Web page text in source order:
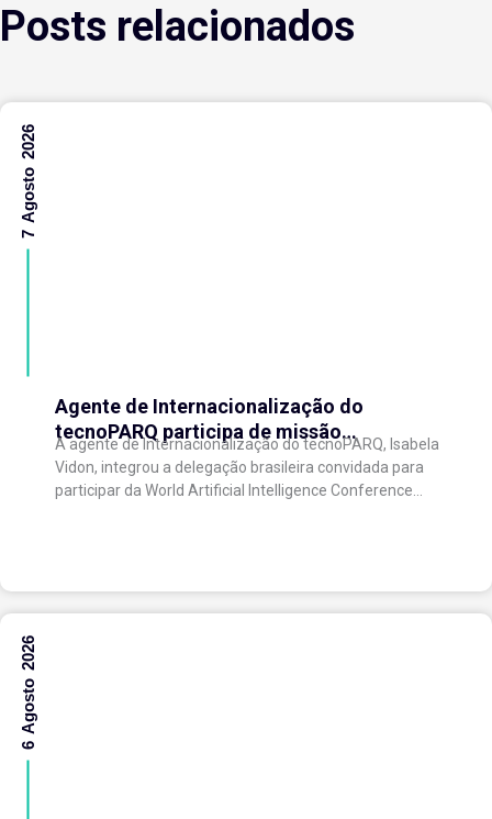
Posts relacionados
Agente de Internacionalização do
tecnoPARQ participa de missão
internacional na China e fortalece conexões
com o ecossistema de inovação
A agente de Internacionalização do tecnoPARQ, Isabela
Vidon, integrou a delegação brasileira convidada para
participar da World Artificial Intelligence Conference
7 Agosto 2026
6 Agosto 2026